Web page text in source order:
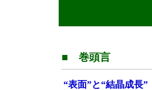
■ 巻頭言
“表面”と“結晶成長